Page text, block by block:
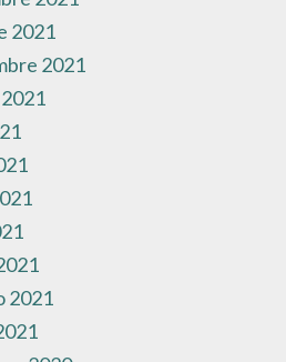
2021
2021
2021